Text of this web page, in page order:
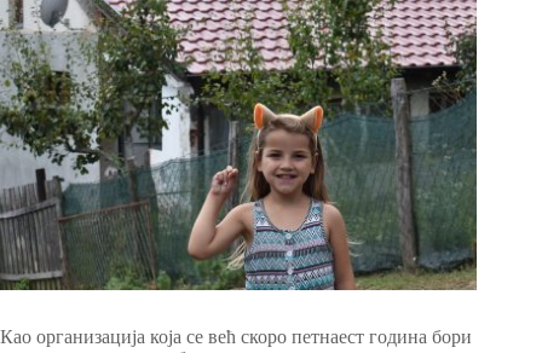
Као организација која се већ скоро петнаест година бори